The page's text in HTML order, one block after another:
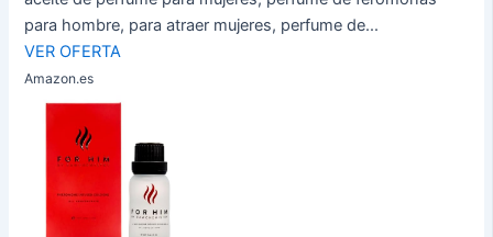
para hombre, para atraer mujeres, perfume de...
VER OFERTA
Amazon.es